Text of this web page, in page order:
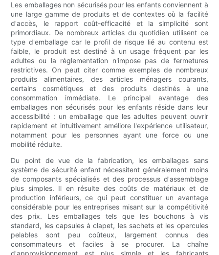
Les emballages non sécurisés pour les enfants conviennent à
une large gamme de produits et de contextes où la facilité
d'accès, le rapport coût-efficacité et la simplicité sont
primordiaux. De nombreux articles du quotidien utilisent ce
type d'emballage car le profil de risque lié au contenu est
faible, le produit est destiné à un usage fréquent par les
adultes ou la réglementation n'impose pas de fermetures
restrictives. On peut citer comme exemples de nombreux
produits alimentaires, des articles ménagers courants,
certains cosmétiques et des produits destinés à une
consommation immédiate. Le principal avantage des
emballages non sécurisés pour les enfants réside dans leur
accessibilité : un emballage que les adultes peuvent ouvrir
rapidement et intuitivement améliore l'expérience utilisateur,
notamment pour les personnes ayant une force ou une
mobilité réduite.
Du point de vue de la fabrication, les emballages sans
système de sécurité enfant nécessitent généralement moins
de composants spécialisés et des processus d'assemblage
plus simples. Il en résulte des coûts de matériaux et de
production inférieurs, ce qui peut constituer un avantage
considérable pour les entreprises misant sur la compétitivité
des prix. Les emballages tels que les bouchons à vis
standard, les capsules à clapet, les sachets et les opercules
pelables sont peu coûteux, largement connus des
consommateurs et faciles à se procurer. La chaîne